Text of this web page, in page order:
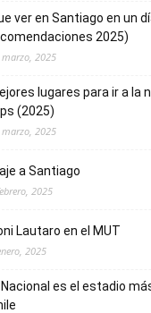
ver en Santiago en un
2025)
2025
lugares para ir a la
(2025)
2025
a Santiago
2025
Lautaro en el MUT
2025
Nacional es el estadio